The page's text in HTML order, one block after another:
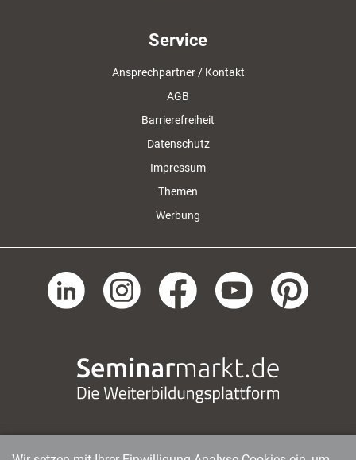
Service
Ansprechpartner / Kontakt
AGB
Barrierefreiheit
Datenschutz
Impressum
Themen
Werbung